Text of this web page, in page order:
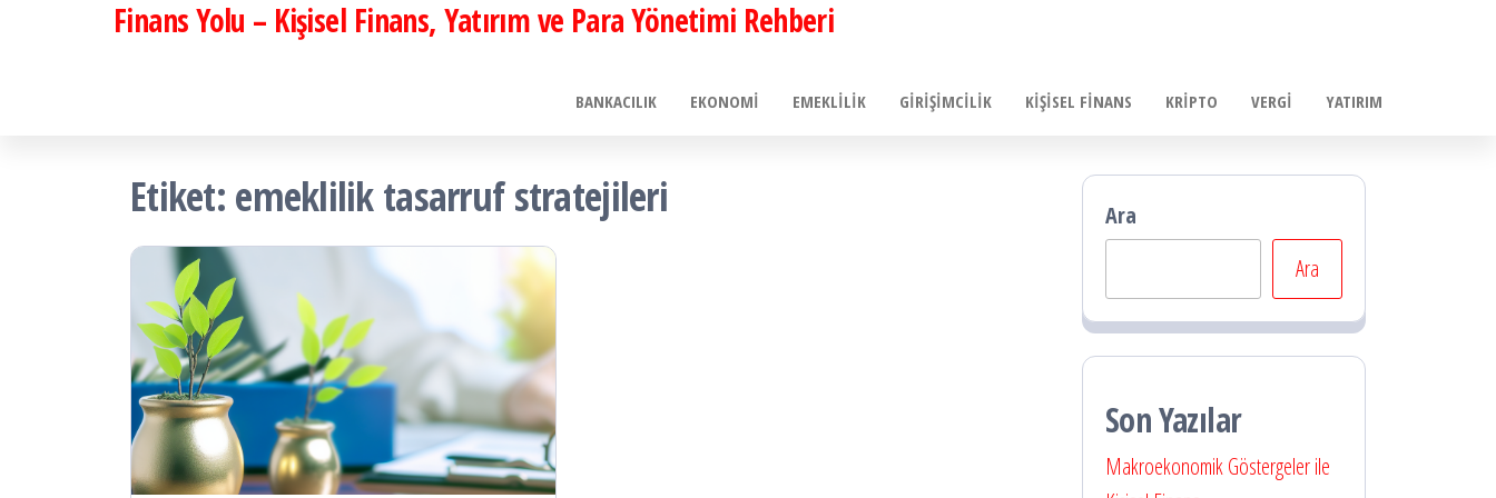
Finans Yolu – Kişisel Finans, Yatırım ve Para Yönetimi Rehberi
BANKACILIK EKONOMI EMEKLILIK GIRIŞIMCILIK KIŞISEL FINANS KRIPTO VERGI YATIRIM
Etiket: emeklilik tasarruf stratejileri
Ara
Ara
Son Yazılar
Makroekonomik Göstergeler ile